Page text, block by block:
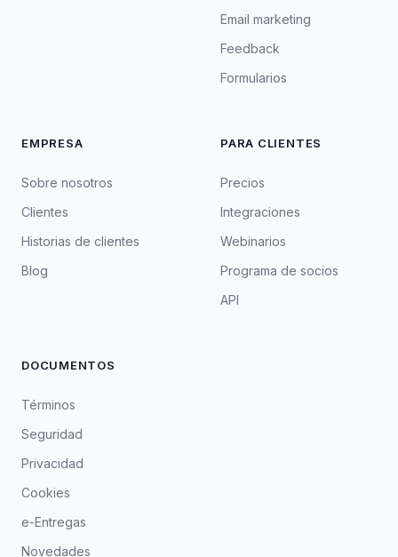
Email marketing
Feedback
Formularios
EMPRESA
Sobre nosotros
Clientes
Historias de clientes
Blog
PARA CLIENTES
Precios
Integraciones
Webinarios
Programa de socios
API
DOCUMENTOS
Términos
Seguridad
Privacidad
Cookies
e-Entregas
Novedades